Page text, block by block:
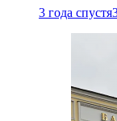
3 года спустя